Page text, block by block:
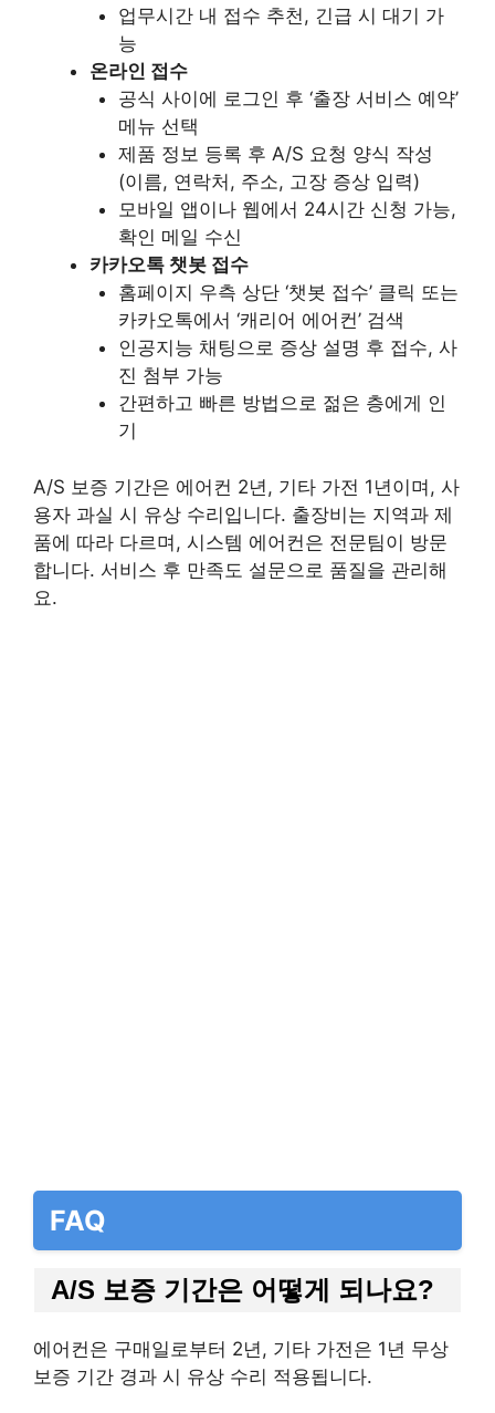
업무시간 내 접수 추천, 긴급 시 대기 가
능
온라인 접수
공식 사이 에 로그인 후 ‘출장 서비스 예약’
메뉴 선택
제품 정보 등록 후 A/S 요청 양식 작성
(이름, 연락처, 주소, 고장 증상 입력)
모바일 앱이나 웹에서 24시간 신청 가능,
확인 메일 수신
카카오톡 챗봇 접수
홈페이지 우측 상단 ‘챗봇 접수’ 클릭 또는
카카오톡에서 ‘캐리어 에어컨’ 검색
인공지능 채팅으로 증상 설명 후 접수, 사
진 첨부 가능
간편하고 빠른 방법으로 젊은 층에게 인
기
A/S 보증 기간은 에어컨 2년, 기타 가전 1년이며, 사
용자 과실 시 유상 수리입니다. 출장비는 지역과 제
품에 따라 다르며, 시스템 에어컨은 전문팀이 방문
합니다. 서비스 후 만족도 설문으로 품질을 관리해
요.
FAQ
A/S 보증 기간은 어떻게 되나요?
에어컨은 구매일로부터 2년, 기타 가전은 1년 무상
보증 기간 경과 시 유상 수리 적용됩니다.